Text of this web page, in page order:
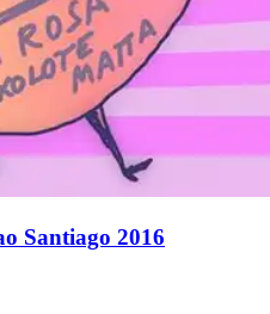
Santiago 2016